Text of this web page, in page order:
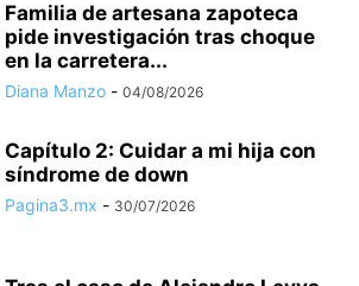
Familia de artesana zapoteca
pide investigación tras choque
en la carretera...
Diana Manzo - 04/08/2026
Capítulo 2: Cuidar a mi hija con
síndrome de down
Pagina3.mx - 30/07/2026